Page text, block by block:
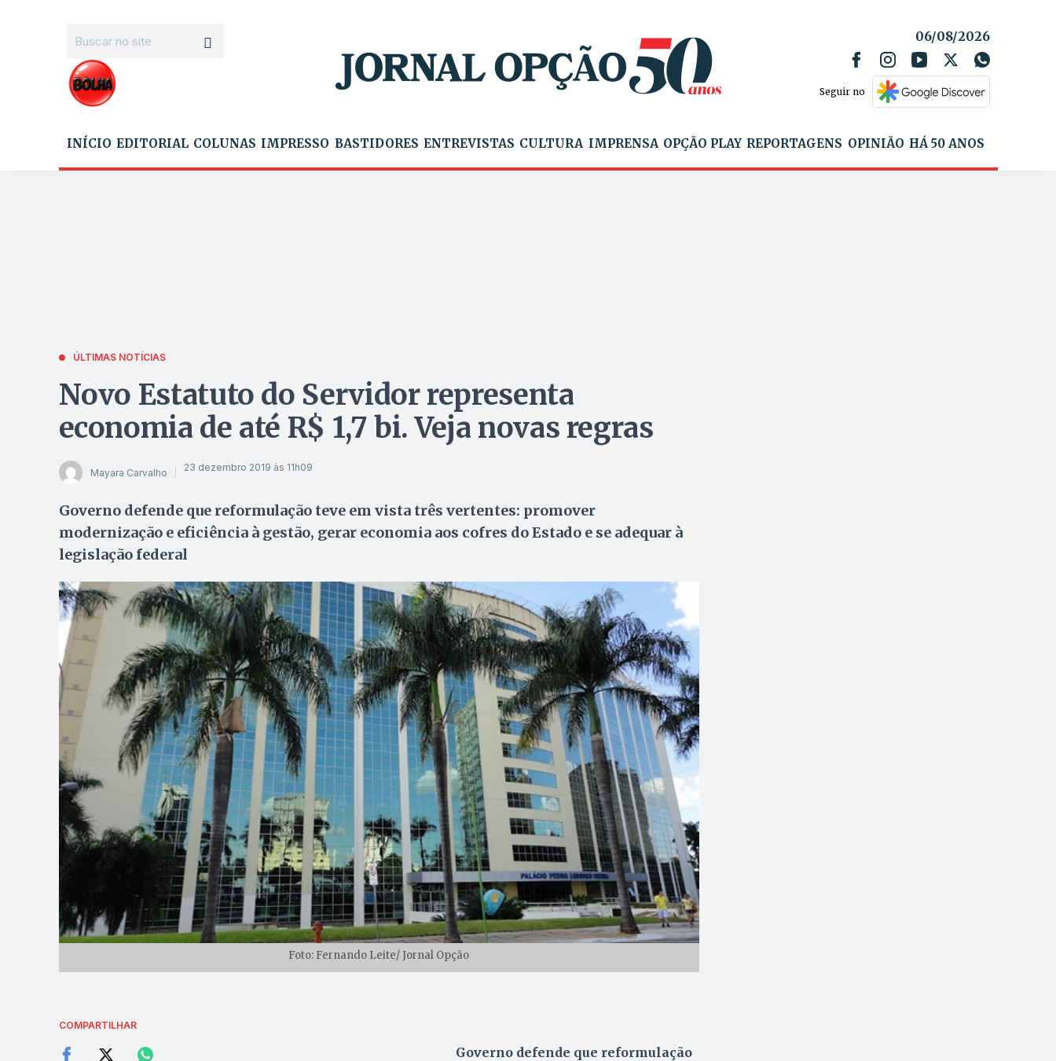
06/08/2026
Seguir no
INÍCIO EDITORIAL COLUNAS IMPRESSO BASTIDORES ENTREVISTAS CULTURA IMPRENSA OPÇÃO PLAY REPORTAGENS OPINIÃO HÁ 50 ANOS
ÚLTIMAS NOTÍCIAS
Novo Estatuto do Servidor representa
economia de até R$ 1,7 bi. Veja novas regras
Mayara Carvalho 23 dezembro 2019 às 11h09
Governo defende que reformulação teve em vista três vertentes: promover
modernização e eficiência à gestão, gerar economia aos cofres do Estado e se adequar à
legislação federal
Foto: Fernando Leite/ Jornal Opção
COMPARTILHAR
Governo defende que reformulação